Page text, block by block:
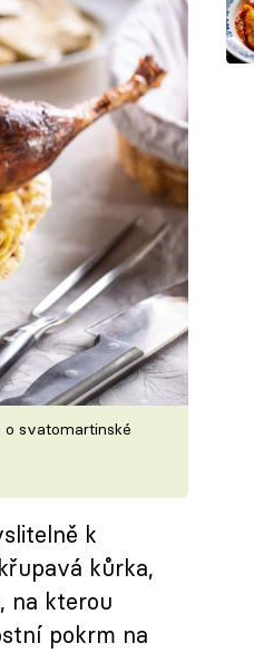
o svatomartinské
k
kůrka,
na kterou
pokrm na